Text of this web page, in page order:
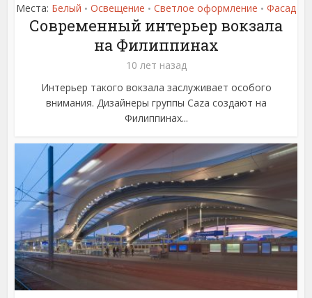
Места: Белый • Освещение • Светлое оформление • Фасад
Современный интерьер вокзала
на Филиппинах
10 лет назад
Интерьер такого вокзала заслуживает особого
внимания. Дизайнеры группы Caza создают на
Филиппинах...